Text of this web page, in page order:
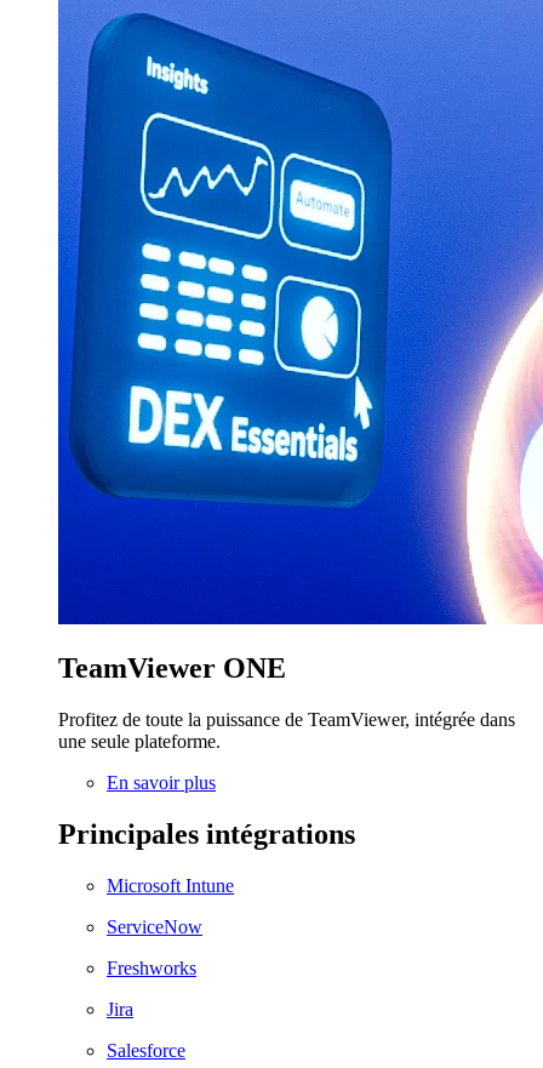
TeamViewer ONE
Profitez de toute la puissance de TeamViewer, intégrée dans
une seule plateforme.
En savoir plus
Principales intégrations
Microsoft Intune
ServiceNow
Freshworks
Jira
Salesforce